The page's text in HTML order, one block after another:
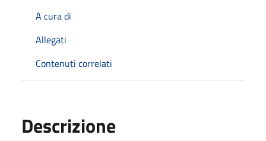
A cura di
Allegati
Contenuti correlati
Descrizione